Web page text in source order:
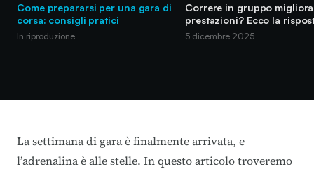
Come prepararsi per una gara di
corsa: consigli pratici
In riproduzione
Correre in gruppo
prestazioni? Ecco la
5 dicembre 2025
La settimana di gara è finalmente arrivata, e
l’adrenalina è alle stelle. In questo articolo troveremo